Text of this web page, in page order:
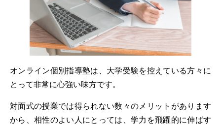
オンライン個別指導塾は、大学受験を控えている方々に
とって非常に心強い味方です。
対面式の授業では得られない数々のメリットがあります
から、相性のよい人にとっては、学力を飛躍的に伸ばす